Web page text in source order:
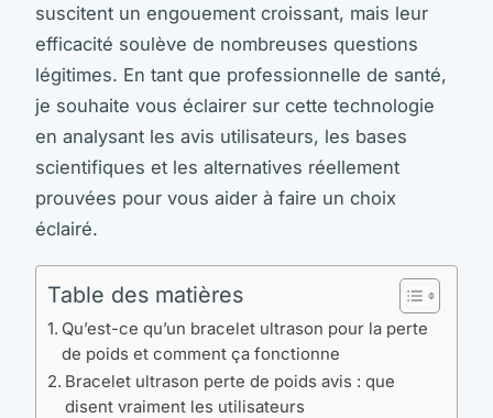
suscitent un engouement croissant, mais leur
efficacité soulève de nombreuses questions
légitimes. En tant que professionnelle de santé,
je souhaite vous éclairer sur cette technologie
en analysant les avis utilisateurs, les bases
scientifiques et les alternatives réellement
prouvées pour vous aider à faire un choix
éclairé.
Table des matières
Qu’est-ce qu’un bracelet ultrason pour la perte
de poids et comment ça fonctionne
Bracelet ultrason perte de poids avis : que
disent vraiment les utilisateurs